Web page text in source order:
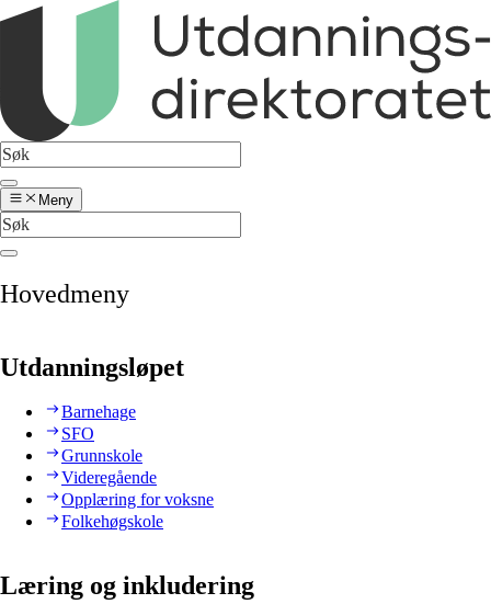
Meny
Hovedmeny
Utdanningsløpet
Barnehage
SFO
Grunnskole
Videregående
Opplæring for voksne
Folkehøgskole
Læring og inkludering